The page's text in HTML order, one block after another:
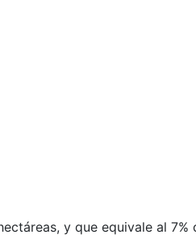
y que equivale al